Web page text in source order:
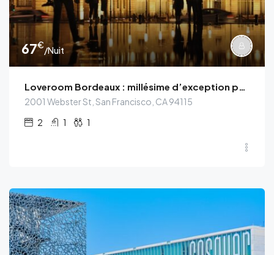
67€/Nuit
Loveroom Bordeaux : millésime d’exception pour cette suite
2001 Webster St, San Francisco, CA 94115
2
1 1